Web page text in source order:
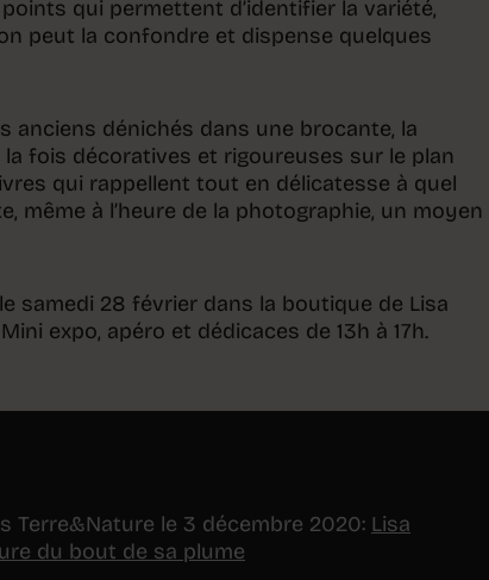
qui permettent d’identifier la variété,
peut la confondre et dispense quelques
anciens dénichés dans une brocante, la
fois décoratives et rigoureuses sur le plan
qui rappellent tout en délicatesse à quel
même à l’heure de la photographie, un moyen
samedi 28 février dans la boutique de Lisa
expo, apéro et dédicaces de 13h à 17h.
Terre&Nature le 3 décembre 2020: Lisa
du bout de sa plume